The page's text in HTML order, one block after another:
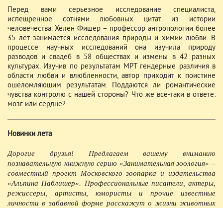
Перед вами серьезное исследование специалиста,
испещренное сотнями любовных цитат из истории
человечества. Хелен Фишер – профессор антропологии более
35 лет занимается исследования природы и химии любви. В
процессе научных исследований она изучила природу
разводов и свадеб в 58 обществах и измены в 42 разных
культурах. Изучив по результатам МРТ гендерные различия в
области любви и влюбленности, автор приходит к поистине
ошеломляющим результатам. Поддаются ли романтические
чувства контролю с нашей стороны? Что же все-таки в ответе:
мозг или сердце?
Новинки лета
Дорогие друзья! Предлагаем вашему вниманию
познавательную книжную серию «Занимательная зоология» –
совместный проект Московского зоопарка и издательства
«Альпина Паблишер». Профессиональные писатели, актеры,
режиссеры, артисты, юмористы и прочие известные
личности в забавной форме расскажут о жизни животных